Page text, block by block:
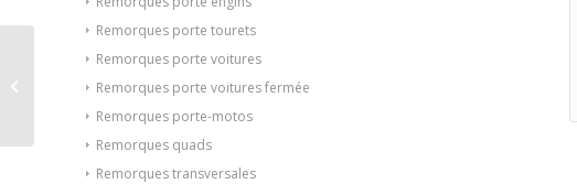
Remorques porte tourets
Remorques porte voitures
Remorques porte voitures fermée
Remorques porte-motos
Remorques quads
Remorques transversales
Plateau fixe Lider
3500 KG PTAC (à partir
de 99€/mois...